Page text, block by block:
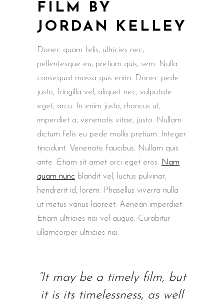
FILM BY
JORDAN KELLEY
Donec quam felis, ultricies nec,
pellentesque eu, pretium quis, sem. Nulla
consequat massa quis enim. Donec pede
justo, fringilla vel, aliquet nec, vulputate
eget, arcu. In enim justo, rhoncus ut,
imperdiet a, venenatis vitae, justo. Nullam
dictum felis eu pede mollis pretium. Integer
tincidunt. Venenatis faucibus. Nullam quis
ante. Etiam sit amet orci eget eros. Nam
quam nunc blandit vel, luctus pulvinar,
hendrerit id, lorem. Phasellus viverra nulla
ut metus varius laoreet. Aenean imperdiet.
Etiam ultricies nisi vel augue. Curabitur
ullamcorper ultricies nisi.
“It may be a timely film, but
it is its timelessness, as well